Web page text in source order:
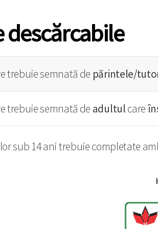
descărcabile
trebuie semnată de părintele/
trebuie semnată de adultulcare
sub 14 ani trebuie completate